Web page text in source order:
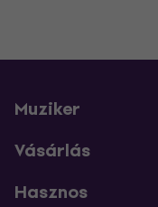
Muziker
Vásárlás
Hasznos